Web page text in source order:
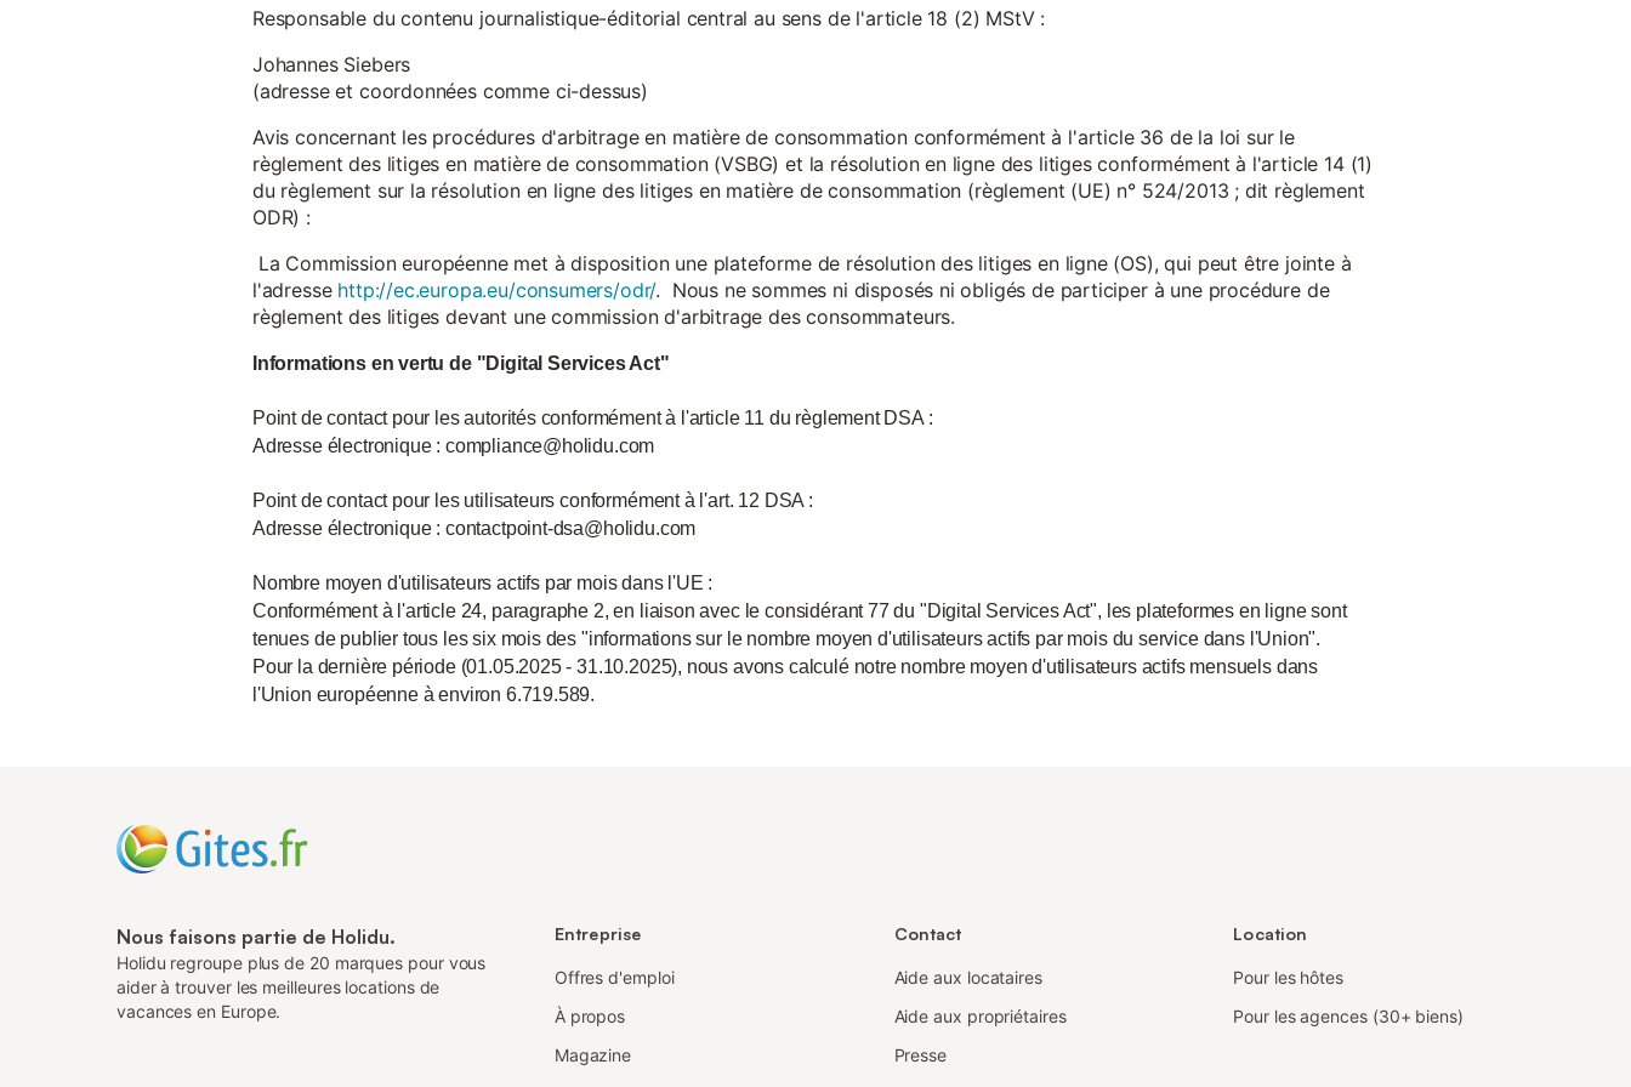
Responsable du contenu journalistique-éditorial central au sens de l'article 18 (2) MStV :
Johannes Siebers
(adresse et coordonnées comme ci-dessus)
Avis concernant les procédures d'arbitrage en matière de consommation conformément à l'article 36 de la loi sur le
règlement des litiges en matière de consommation (VSBG) et la résolution en ligne des litiges conformément à l'article 14 (1)
du règlement sur la résolution en ligne des litiges en matière de consommation (règlement (UE) n° 524/2013 ; dit règlement
ODR) :
La Commission européenne met à disposition une plateforme de résolution des litiges en ligne (OS), qui peut être jointe à
l'adresse http://ec.europa.eu/consumers/odr/. Nous ne sommes ni disposés ni obligés de participer à une procédure de
règlement des litiges devant une commission d'arbitrage des consommateurs.
Informations en vertu de "Digital Services Act"
Point de contact pour les autorités conformément à l'article 11 du règlement DSA :
Adresse électronique : compliance@holidu.com
Point de contact pour les utilisateurs conformément à l'art. 12 DSA :
Adresse électronique : contactpoint-dsa@holidu.com
Nombre moyen d'utilisateurs actifs par mois dans l'UE :
Conformément à l'article 24, paragraphe 2, en liaison avec le considérant 77 du "Digital Services Act", les plateformes en ligne sont
tenues de publier tous les six mois des "informations sur le nombre moyen d'utilisateurs actifs par mois du service dans l'Union".
Pour la dernière période (01.05.2025 - 31.10.2025), nous avons calculé notre nombre moyen d'utilisateurs actifs mensuels dans
l'Union européenne à environ 6.719.589.
Nous faisons partie de Holidu.
Holidu regroupe plus de 20 marques pour vous
aider à trouver les meilleures locations de
vacances en Europe.
Entreprise
Offres d'emploi
À propos
Magazine
Contact
Aide aux locataires
Aide aux propriétaires
Presse
Location
Pour les hôtes
Pour les agences (30+ biens)